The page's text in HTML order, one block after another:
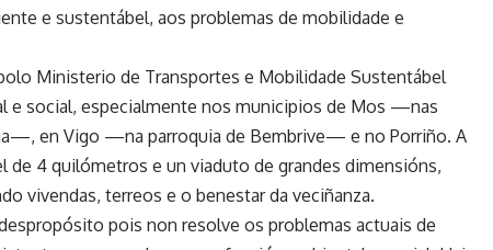
e sustentábel, aos problemas de mobilidade e
Ministerio de Transportes e Mobilidade Sustentábel
e social, especialmente nos municipios de Mos —nas
en Vigo —na parroquia de Bembrive— e no Porriño. A
4 quilómetros e un viaduto de grandes dimensións,
vivendas, terreos e o benestar da veciñanza.
pois non resolve os problemas actuais de